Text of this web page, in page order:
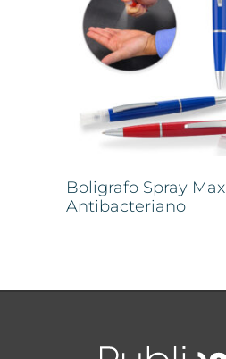
Boligrafo Spray Max
Antibacteriano